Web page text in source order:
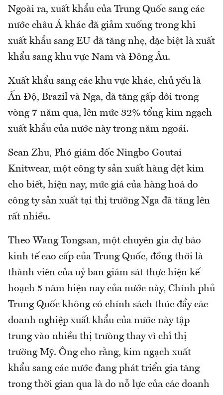
Ngoài ra, xuất khẩu của Trung Quốc sang các
nước châu Á khác đã giảm xuống trong khi
xuất khẩu sang EU đã tăng nhẹ, đặc biệt là xuất
khẩu sang khu vực Nam và Đông Âu.
Xuất khẩu sang các khu vực khác, chủ yếu là
Ấn Độ, Brazil và Nga, đã tăng gấp đôi trong
vòng 7 năm qua, lên mức 32% tổng kim ngạch
xuất khẩu của nước này trong năm ngoái.
Sean Zhu, Phó giám đốc Ningbo Goutai
Knitwear, một công ty sản xuất hàng dệt kim
cho biết, hiện nay, mức giá của hàng hoá do
công ty sản xuất tại thị trường Nga đã tăng lên
rất nhiều.
Theo Wang Tongsan, một chuyên gia dự báo
kinh tế cao cấp của Trung Quốc, đồng thời là
thành viên của uỷ ban giám sát thực hiện kế
hoạch 5 năm hiện nay của nước này, Chính phủ
Trung Quốc không có chính sách thúc đẩy các
doanh nghiệp xuất khẩu của nước này tập
trung vào nhiều thị trưòng thay vì chỉ thị
trường Mỹ. Ông cho rằng, kim ngạch xuất
khẩu sang các nước đang phát triển gia tăng
trong thời gian qua là do nỗ lực của các doanh